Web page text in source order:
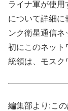
ライナ軍が使用
について詳細に
ンク衛星通信
初にこのネット
統領は、モスク
編集部より:こ